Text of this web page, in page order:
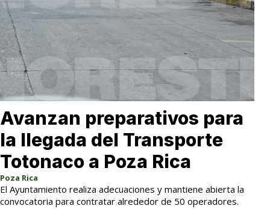
Avanzan preparativos para
la llegada del Transporte
Totonaco a Poza Rica
Poza Rica
El Ayuntamiento realiza adecuaciones y mantiene abierta la
convocatoria para contratar alrededor de 50 operadores.